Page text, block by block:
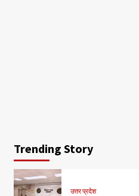
Trending Story
उत्तर प्रदेश